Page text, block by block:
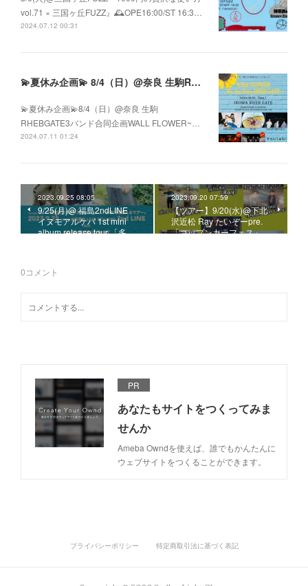
vol.71 × 三国ヶ丘FUZZ』🕰️OPE16:00/ST 16:3…
2024.07.12 00:31
💫夏休み企画💫 8/4（日）@奈良 生駒RHEBGATE 3バンド合同企画 WALL FLOWER ~We Are From RHEB GATE~
💫夏休み企画💫8/4（日）@奈良 生駒
RHEBGATE3バンド合同企画WALL FLOWER~…
2024.07.11 01:24
2023.09.25 08:05
9/25(月)@ 福島2ndLINE
イヌモアルケバ 1st mini
album release tour 「多…
2023.09.20 07:59
【ツアー】9/20(水)@下北
沢近松 Ray たいぞーpre.
「コップンカーフェス」…
0コメント
PR
あなたもサイトをつくってみま
せんか
Ameba Owndを使えば、誰でもかんたんに
ウェブサイトをつくることができます。
プライバシーポリシー 特定商取引法に基づく表記